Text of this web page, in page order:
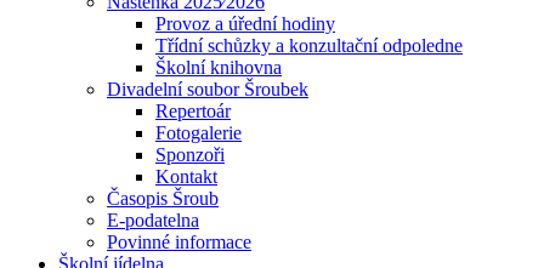
Provoz a úřední hodiny
Třídní schůzky a konzultační odpoledne
Školní knihovna
Divadelní soubor Šroubek
Repertoár
Fotogalerie
Sponzoři
Kontakt
Časopis Šroub
E-podatelna
Povinné informace
Školní jídelna